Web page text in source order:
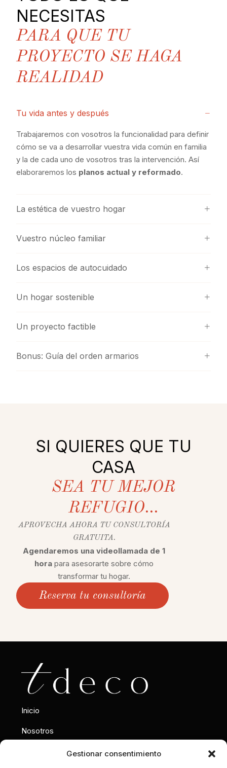
Gestionar consentimiento
NECESITAS
PARA QUE TU
PROYECTO SE HAGA
REALIDAD
Tu vida antes y después
Trabajaremos con vosotros la funcionalidad para definir
cómo se va a desarrollar vuestra vida común en familia
y la de cada uno de vosotros tras la intervención. Así
elaboraremos los planos actual y reformado.
La estética de vuestro hogar
Vuestro núcleo familiar
Los espacios de autocuidado
Un hogar sostenible
Un proyecto factible
Bonus: Guía del orden armarios
SI QUIERES QUE TU
CASA
SEA TU MEJOR
REFUGIO...
APROVECHA AHORA TU CONSULTORÍA
GRATUITA.
Agendaremos una videollamada de 1
hora para asesorarte sobre cómo
transformar tu hogar.
Reserva tu consultoría
Inicio
Nosotros